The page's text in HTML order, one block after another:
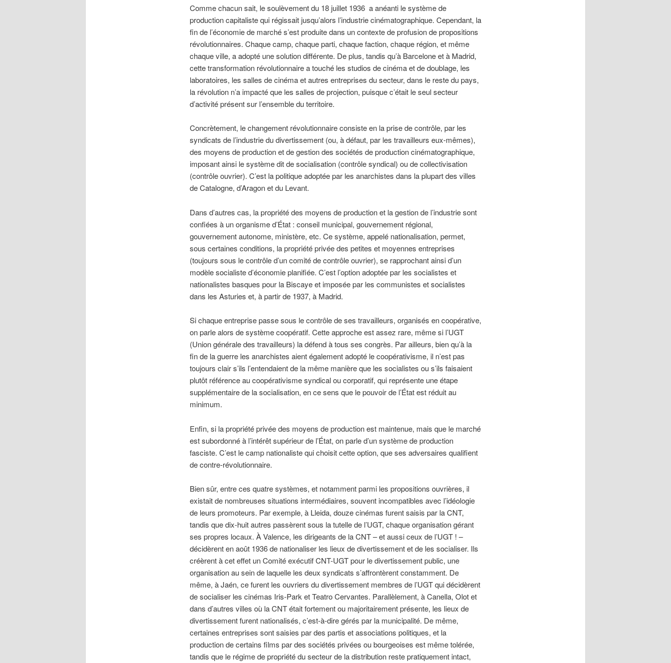
Comme chacun sait, le soulèvement du 18 juillet 1936 a anéanti le système de
production capitaliste qui régissait jusqu’alors l’industrie cinématographique. Cependant, la
fin de l’économie de marché s’est produite dans un contexte de profusion de propositions
révolutionnaires. Chaque camp, chaque parti, chaque faction, chaque région, et même
chaque ville, a adopté une solution différente. De plus, tandis qu’à Barcelone et à Madrid,
cette transformation révolutionnaire a touché les studios de cinéma et de doublage, les
laboratoires, les salles de cinéma et autres entreprises du secteur, dans le reste du pays,
la révolution n’a impacté que les salles de projection, puisque c’était le seul secteur
d’activité présent sur l’ensemble du territoire.
Concrètement, le changement révolutionnaire consiste en la prise de contrôle, par les
syndicats de l’industrie du divertissement (ou, à défaut, par les travailleurs eux-mêmes),
des moyens de production et de gestion des sociétés de production cinématographique,
imposant ainsi le système dit de socialisation (contrôle syndical) ou de collectivisation
(contrôle ouvrier). C’est la politique adoptée par les anarchistes dans la plupart des villes
de Catalogne, d’Aragon et du Levant.
Dans d’autres cas, la propriété des moyens de production et la gestion de l’industrie sont
confiées à un organisme d’État : conseil municipal, gouvernement régional,
gouvernement autonome, ministère, etc. Ce système, appelé nationalisation, permet,
sous certaines conditions, la propriété privée des petites et moyennes entreprises
(toujours sous le contrôle d’un comité de contrôle ouvrier), se rapprochant ainsi d’un
modèle socialiste d’économie planifiée. C’est l’option adoptée par les socialistes et
nationalistes basques pour la Biscaye et imposée par les communistes et socialistes
dans les Asturies et, à partir de 1937, à Madrid.
Si chaque entreprise passe sous le contrôle de ses travailleurs, organisés en coopérative,
on parle alors de système coopératif. Cette approche est assez rare, même si l’UGT
(Union générale des travailleurs) la défend à tous ses congrès. Par ailleurs, bien qu’à la
fin de la guerre les anarchistes aient également adopté le coopérativisme, il n’est pas
toujours clair s’ils l’entendaient de la même manière que les socialistes ou s’ils faisaient
plutôt référence au coopérativisme syndical ou corporatif, qui représente une étape
supplémentaire de la socialisation, en ce sens que le pouvoir de l’État est réduit au
minimum.
Enfin, si la propriété privée des moyens de production est maintenue, mais que le marché
est subordonné à l’intérêt supérieur de l’État, on parle d’un système de production
fasciste. C’est le camp nationaliste qui choisit cette option, que ses adversaires qualifient
de contre-révolutionnaire.
Bien sûr, entre ces quatre systèmes, et notamment parmi les propositions ouvrières, il
existait de nombreuses situations intermédiaires, souvent incompatibles avec l’idéologie
de leurs promoteurs. Par exemple, à Lleida, douze cinémas furent saisis par la CNT,
tandis que dix-huit autres passèrent sous la tutelle de l’UGT, chaque organisation gérant
ses propres locaux. À Valence, les dirigeants de la CNT – et aussi ceux de l’UGT ! –
décidèrent en août 1936 de nationaliser les lieux de divertissement et de les socialiser. Ils
créèrent à cet effet un Comité exécutif CNT-UGT pour le divertissement public, une
organisation au sein de laquelle les deux syndicats s’affrontèrent constamment. De
même, à Jaén, ce furent les ouvriers du divertissement membres de l’UGT qui décidèrent
de socialiser les cinémas Iris-Park et Teatro Cervantes. Parallèlement, à Canella, Olot et
dans d’autres villes où la CNT était fortement ou majoritairement présente, les lieux de
divertissement furent nationalisés, c’est-à-dire gérés par la municipalité. De même,
certaines entreprises sont saisies par des partis et associations politiques, et la
production de certains films par des sociétés privées ou bourgeoises est même tolérée,
tandis que le régime de propriété du secteur de la distribution reste pratiquement intact,